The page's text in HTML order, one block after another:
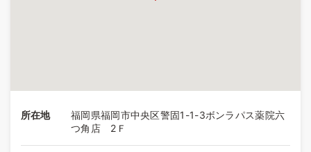
所在地
福岡県福岡市中央区警固1-1-3ボンラパス薬院六
つ角店 2Ｆ